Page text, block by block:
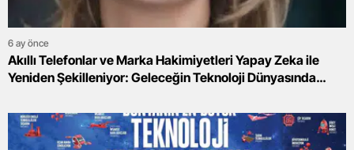
6 ay önce
Akıllı Telefonlar ve Marka Hakimiyetleri Yapay Zeka ile
Yeniden Şekilleniyor: Geleceğin Teknoloji Dünyasında